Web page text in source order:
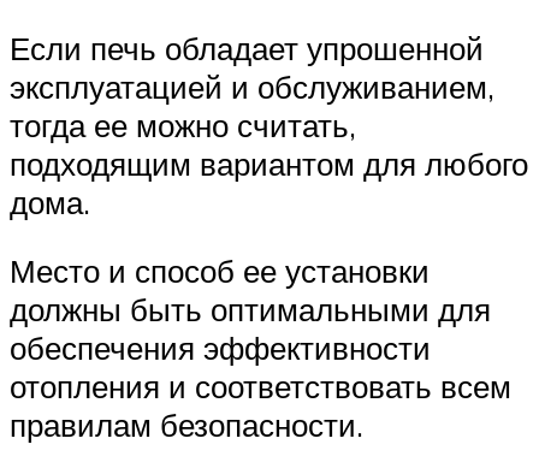
Если печь обладает упрошенной
эксплуатацией и обслуживанием,
тогда ее можно считать,
подходящим вариантом для любого
дома.
Место и способ ее установки
должны быть оптимальными для
обеспечения эффективности
отопления и соответствовать всем
правилам безопасности.